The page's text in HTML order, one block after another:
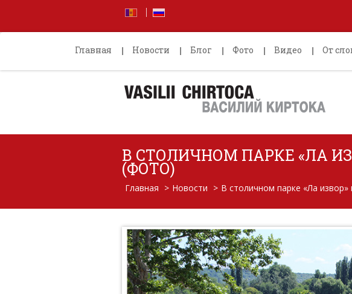
Главная Новости Блог Фото Видео От
В СТОЛИЧНОМ ПАРКЕ «ЛА
(ФОТО)
Главная > Новости > В столичном парке «Ла